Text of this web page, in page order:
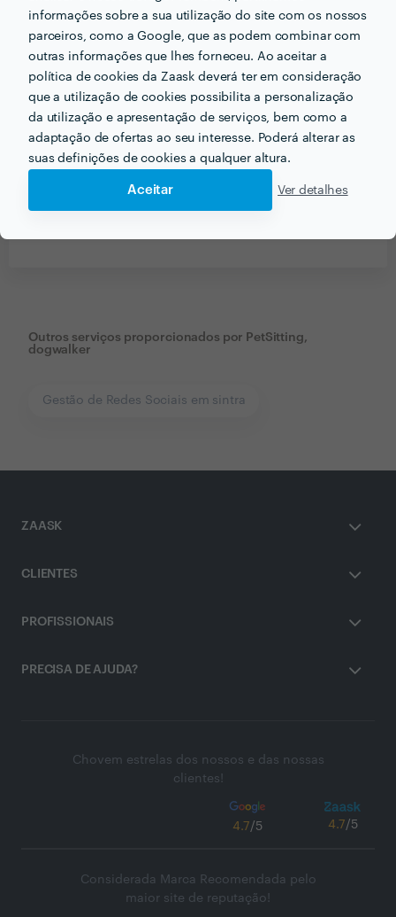
informações sobre a sua utilização do site com os nossos
parceiros, como a Google, que as podem combinar com
outras informações que lhes forneceu. Ao aceitar a
política de cookies da Zaask deverá ter em consideração
que a utilização de cookies possibilita a personalização
da utilização e apresentação de serviços, bem como a
adaptação de ofertas ao seu interesse. Poderá alterar as
suas definições de cookies a qualquer altura.
Aceitar Ver detalhes
Receba várias propostas de profissionais como
Outros serviços proporcionados por PetSitting,
dogwalker
Gestão de Redes Sociais em sintra
ZAASK
CLIENTES
PROFISSIONAIS
PRECISA DE AJUDA?
Chovem estrelas dos nossos e das nossas
clientes!
4.7/5 4.7/5
Considerada Marca Recomendada pelo
maior site de reputação!